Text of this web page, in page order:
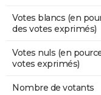
Votes blancs (en
des votes exprimés)
Votes nuls (en
votes exprimés)
Nombre de votants